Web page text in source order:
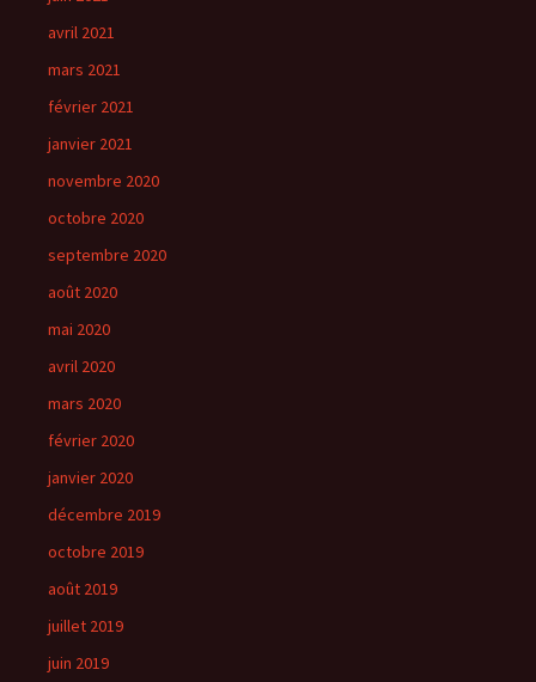
avril 2021
mars 2021
février 2021
janvier 2021
novembre 2020
octobre 2020
septembre 2020
août 2020
mai 2020
avril 2020
mars 2020
février 2020
janvier 2020
décembre 2019
octobre 2019
août 2019
juillet 2019
juin 2019